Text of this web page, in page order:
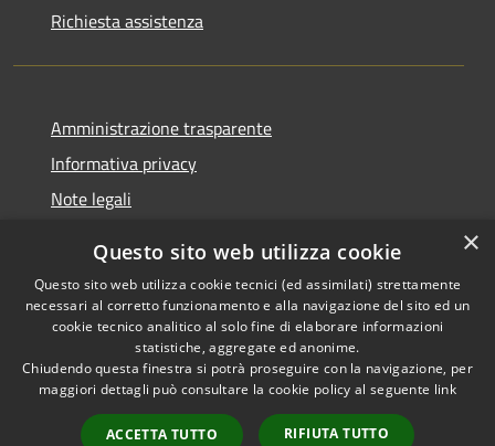
Richiesta assistenza
Amministrazione trasparente
Informativa privacy
Note legali
Accessibilità
Privacy
Copyright © 2026 • Comune di
Fontevivo • Powered by
Municipium•Accesso
redazione
×
Questo sito web utilizza cookie
Questo sito web utilizza cookie tecnici (ed assimilati) strettamente
necessari al corretto funzionamento e alla navigazione del sito ed un
cookie tecnico analitico al solo fine di elaborare informazioni
statistiche, aggregate ed anonime.
Chiudendo questa finestra si potrà proseguire con la navigazione, per
maggiori dettagli può consultare la cookie policy al seguente link
ACCETTA TUTTO RIFIUTA TUTTO